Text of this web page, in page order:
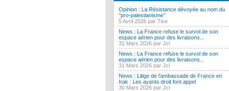
Opinion : La Résistance dévoyée au nom du
‘’pro-palestianisme’’
5 Avril 2026 par Tixe
News : La France refuse le survol de son
espace aérien pour des livraisons...
31 Mars 2026 par Jcl
News : La France refuse le survol de son
espace aérien pour des livraisons...
31 Mars 2026 par Jcl
News : Litige de l’ambassade de France en
Irak : Les ayants droit font appel
30 Mars 2026 par Jcl